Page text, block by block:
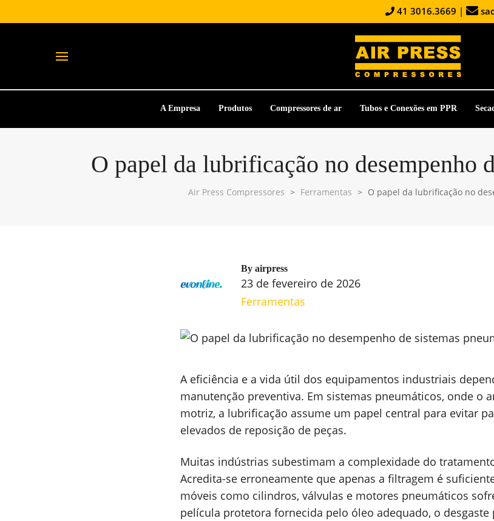
41 3016.3669 |
A Empresa Produtos Compressores de ar Tubos e Conexões em PPR
O papel da lubrificação no desempenho
Air Press Compressores > Ferramentas > O papel da lubrificação no
By airpress
23 de fevereiro de 2026
Ferramentas
A eficiência e a vida útil dos equipamentos industriais
manutenção preventiva. Em sistemas pneumáticos, onde o
motriz, a lubrificação assume um papel central para evitar
elevados de reposição de peças.
Muitas indústrias subestimam a complexidade do
Acredita-se erroneamente que apenas a filtragem é
móveis como cilindros, válvulas e motores pneumáticos
película protetora fornecida pelo óleo adequado, o